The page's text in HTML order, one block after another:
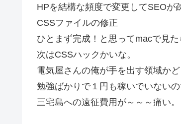
HPを結構な頻度で変更してSEOが
CSSファイルの修正
ひとまず完成！と思ってmacで見
次はCSSハックかいな。
電気屋さんの俺が手を出す領域かど
勉強ばかりで１円も稼いでいない
三宅島への遠征費用が～～～痛い。